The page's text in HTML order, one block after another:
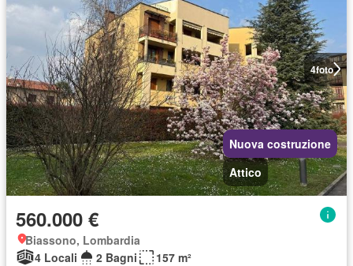
4foto
Nuova costruzione
Attico
560.000 €
Biassono, Lombardia
4 Locali
2 Bagni
157 m²